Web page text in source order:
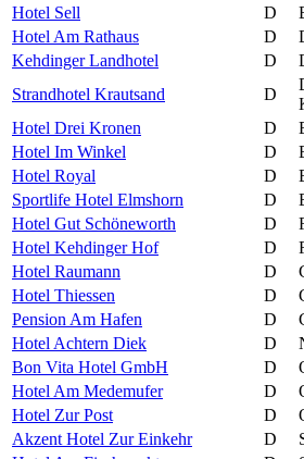
Hotel Sell
D
Hotel Am Rathaus
D
Kehdinger Landhotel
D
Strandhotel Krautsand
D
Hotel Drei Kronen
D
Hotel Im Winkel
D
Hotel Royal
D
Sportlife Hotel Elmshorn
D
Hotel Gut Schöneworth
D
Hotel Kehdinger Hof
D
Hotel Raumann
D
Hotel Thiessen
D
Pension Am Hafen
D
Hotel Achtern Diek
D
Bon Vita Hotel GmbH
D
Hotel Am Medemufer
D
Hotel Zur Post
D
Akzent Hotel Zur Einkehr
D